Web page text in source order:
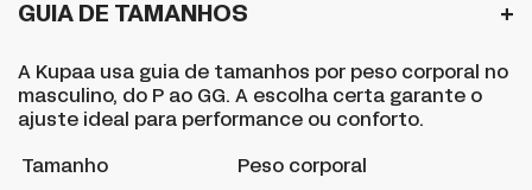
GUIA DE TAMANHOS
A Kupaa usa guia de tamanhos por peso corporal no
masculino, do P ao GG. A escolha certa garante o
ajuste ideal para performance ou conforto.
Tamanho Peso corporal